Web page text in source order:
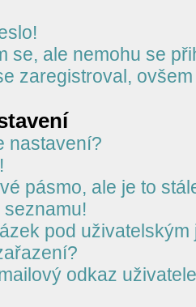
se, ale nemohu se
zaregistroval,
nastavení?
pásmo, ale je to
pod uživatelským
odkaz